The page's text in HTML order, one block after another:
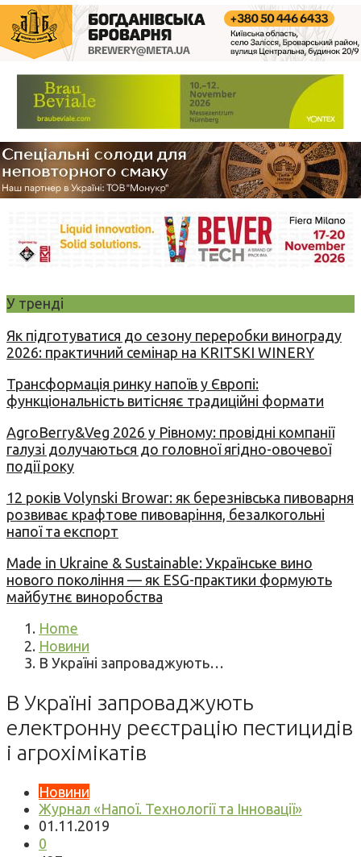
У тренді
Як підготуватися до сезону переробки винограду
2026: практичний семінар на KRITSKI WINERY
Трансформація ринку напоїв у Європі:
функціональність витісняє традиційні формати
AgroBerry&Veg 2026 у Рівному: провідні компанії
галузі долучаються до головної ягідно-овочевої
події року
12 років Volynski Browar: як березнівська пивоварня
розвиває крафтове пивоваріння, безалкогольні
напої та експорт
Made in Ukraine & Sustainable: Українське вино
нового покоління — як ESG-практики формують
майбутнє виноробства
Home
Новини
В Україні запроваджують…
В Україні запроваджують
електронну реєстрацію пестицидів
і агрохімікатів
Новини
Журнал «Напої. Технології та Інновації»
01.11.2019
0